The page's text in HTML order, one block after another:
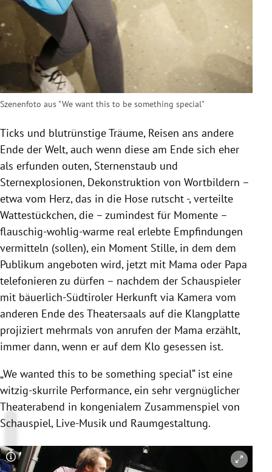
Szenenfoto aus "We want this to be something special"
Ticks und blutrünstige Träume, Reisen ans andere
Ende der Welt, auch wenn diese am Ende sich eher
als erfunden outen, Sternenstaub und
Sternexplosionen, Dekonstruktion von Wortbildern –
etwa vom Herz, das in die Hose rutscht -, verteilte
Wattestückchen, die – zumindest für Momente –
flauschig-wohlig-warme real erlebte Empfindungen
vermitteln (sollen), ein Moment Stille, in dem dem
Publikum angeboten wird, jetzt mit Mama oder Papa
telefonieren zu dürfen – nachdem der Schauspieler
mit bäuerlich-Südtiroler Herkunft via Kamera vom
anderen Ende des Theatersaals auf die Klangplatte
projiziert mehrmals von anrufen der Mama erzählt,
immer dann, wenn er auf dem Klo gesessen ist.
„We wanted this to be something special“ ist eine
witzig-skurrile Performance, ein sehr vergnüglicher
Theaterabend in kongenialem Zusammenspiel von
Schauspiel, Live-Musik und Raumgestaltung.
Copyright-Hinweis öffnen/schließen